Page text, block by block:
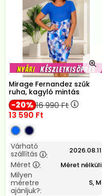
Mirage Fernandez szűk
ruha, kagyló mintás
20 16 990Ft
13 590 Ft
Várható
szállítás
: 2026.08.11
Méret : Méret nélküli
Milyen
méretre
ajánljuk?:
S, M